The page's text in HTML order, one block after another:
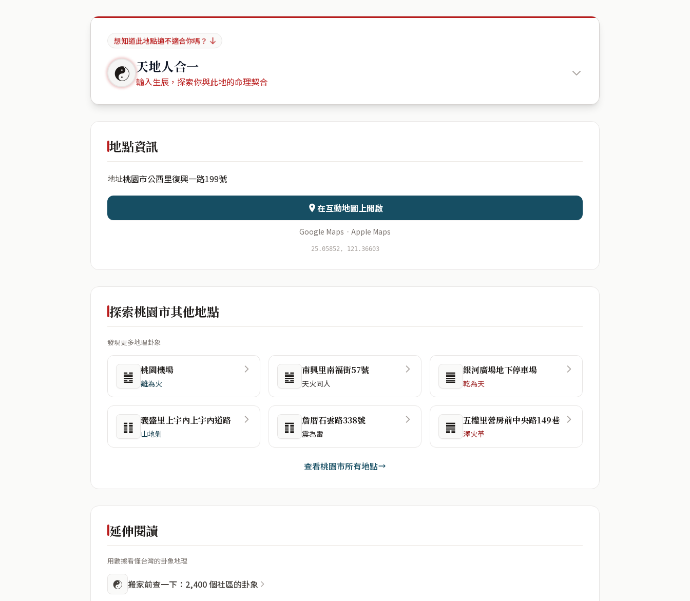
想知道此地點適不適合你嗎？
☯ 天地人合一
輸入生辰，探索你與此地的命理契合
地點資訊
地址桃園市公西里復興一路199號
在互動地圖上開啟
Google Maps · Apple Maps
25.05852, 121.36603
探索桃園市其他地點
發現更多地理卦象
䷰ 桃園機場
離為火 ䷰ 南興里南福街57號
天火同人 ䷀ 銀河廣場地下停車場
乾為天
䷁ 義盛里上宇內上宇內道路
山地剝 ䷖ 詹厝石雲路338號
震為雷 ䷠ 五權里營房前中央路149巷
澤火革
查看桃園市所有地點
延伸閱讀
用數據看懂台灣的卦象地理
☯ 搬家前查一下：2,400 個社區的卦象